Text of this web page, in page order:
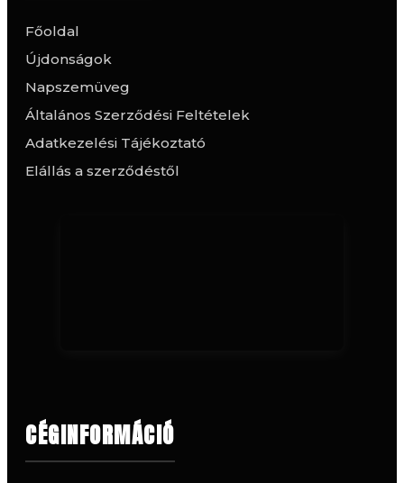
Főoldal
Újdonságok
Napszemüveg
Általános Szerződési Feltételek
Adatkezelési Tájékoztató
Elállás a szerződéstől
CÉGINFORMÁCIÓ